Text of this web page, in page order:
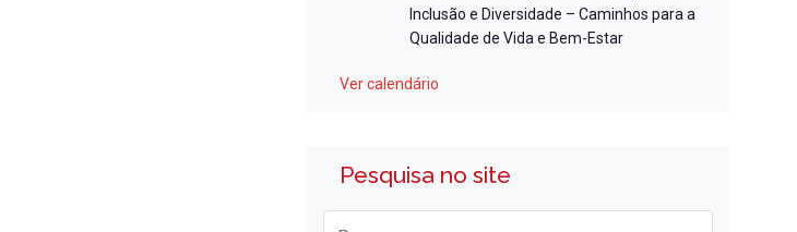
Inclusão e Diversidade – Caminhos para a
Qualidade de Vida e Bem-Estar
Ver calendário
Pesquisa no site